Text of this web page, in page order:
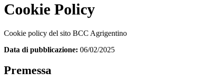
Cookie Policy
Cookie policy del sito BCC Agrigentino
Data di pubblicazione: 06/02/2025
Premessa